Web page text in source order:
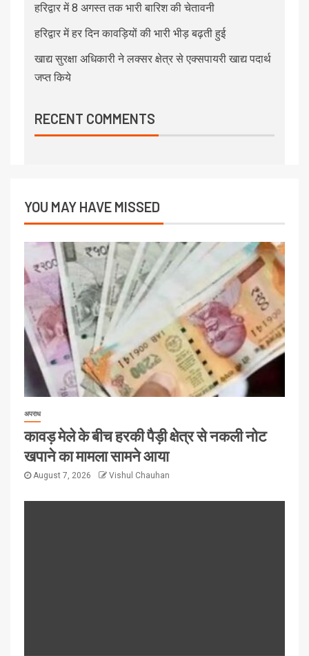
हरिद्वार में 8 अगस्त तक भारी बारिश की चेतावनी
हरिद्वार में हर दिन कावड़ियों की भारी भीड़ बढ़ती हुई
खाद्य सुरक्षा अधिकारी ने लक्सर क्षेत्र से एक्सपायरी खाद्य पदार्थ
जप्त किये
RECENT COMMENTS
YOU MAY HAVE MISSED
अपराध
कावड़ मेले के बीच हरकी पैड़ी क्षेत्र से नकली नोट
खपाने का मामला सामने आया
August 7, 2026 Vishul Chauhan